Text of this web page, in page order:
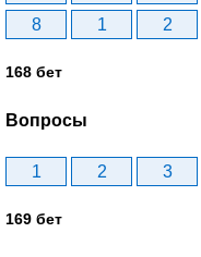
8
1 2
168 бет
Вопросы
1 2 3
169 бет